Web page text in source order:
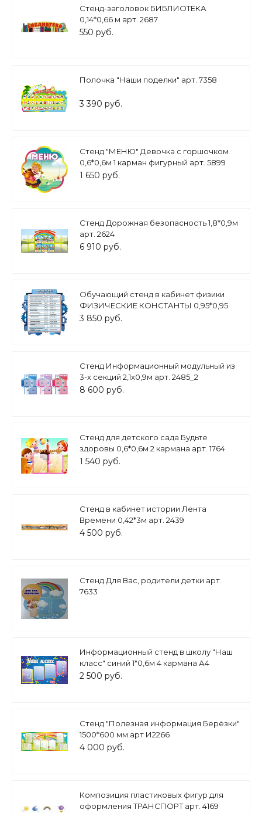
Стенд-заголовок БИБЛИОТЕКА
0,14*0,66 м арт. 2687
550 руб.
Полочка "Наши поделки" арт. 7358
3 390 руб.
Стенд "МЕНЮ" Девочка с горшочком
0,6*0,6м 1 карман фигурный арт. 5899
1 650 руб.
Стенд Дорожная безопасность 1,8*0,9м
арт. 2624
6 910 руб.
Обучающий стенд в кабинет физики
ФИЗИЧЕСКИЕ КОНСТАНТЫ 0,95*0,95
арт. 3233
3 850 руб.
Стенд Информационный модульный из
3-х секций 2,1х0,9м арт. 2485_2
8 600 руб.
Стенд для детского сада Будьте
здоровы 0,6*0,6м 2 кармана арт. 1764
1 540 руб.
Стенд в кабинет истории Лента
Времени 0,42*3м арт. 2439
4 500 руб.
Стенд Для Вас, родители детки арт.
7633
Информационный стенд в школу "Наш
класс" синий 1*0,6м 4 кармана А4
арт.Ш1069
2 500 руб.
Стенд "Полезная информация Берёзки"
1500*600 мм арт И2266
4 000 руб.
Композиция пластиковых фигур для
оформления ТРАНСПОРТ арт. 4169